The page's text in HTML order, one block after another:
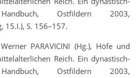
Handbuch, Ostfildern 2003,
15.I.), S. 156–157.
PARAVICINI (Hg.), Höfe und
Reich. Ein dynastisch-
Handbuch, Ostfildern 2003,